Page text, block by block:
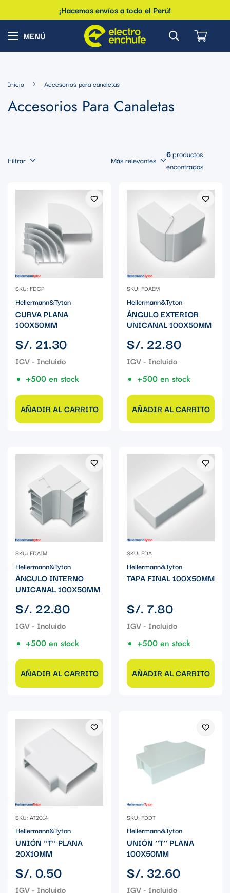
¡Hacemos envíos a todo el Perú!
Inicio Accesorios para canaletas
Accesorios Para Canaletas
Filtrar Más relevantes
6productos
encontrados
SKU: FDCP
Hellermann&Tyton
CURVA PLANA
100X50MM
Precio
regular
S/. 21.30
+500 en stock
AÑADIR AL CARRITO
SKU: FDAEM
Hellermann&Tyton
ÁNGULO EXTERIOR
UNICANAL 100X50MM
Precio
regular
S/. 22.80
+500 en stock
AÑADIR AL CARRITO
SKU: FDAIM
Hellermann&Tyton
ÁNGULO INTERNO
UNICANAL 100X50MM
Precio
regular
S/. 22.80
+500 en stock
AÑADIR AL CARRITO
SKU: FDA
Hellermann&Tyton
TAPA FINAL 100X50MM
Precio
regular
S/. 7.80
+500 en stock
AÑADIR AL CARRITO
SKU: AT2014
Hellermann&Tyton
UNIÓN ''T'' PLANA
20X10MM
Precio
regular
S/. 0.50
SKU: FDDT
Hellermann&Tyton
UNIÓN ''T'' PLANA
100X50MM
Precio
regular
S/. 32.60